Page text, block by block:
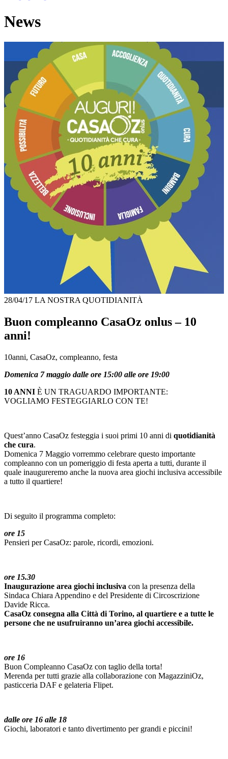
News
28/04/17 LA NOSTRA QUOTIDIANITÀ
Buon compleanno CasaOz onlus – 10
anni!
10anni, CasaOz, compleanno, festa
Domenica 7 maggio dalle ore 15:00 alle ore 19:00
10 ANNI È UN TRAGUARDO IMPORTANTE:
VOGLIAMO FESTEGGIARLO CON TE!
Quest’anno CasaOz festeggia i suoi primi 10 anni di quotidianità
che cura.
Domenica 7 Maggio vorremmo celebrare questo importante
compleanno con un pomeriggio di festa aperta a tutti, durante il
quale inaugureremo anche la nuova area giochi inclusiva accessibile
a tutto il quartiere!
Di seguito il programma completo:
ore 15
Pensieri per CasaOz: parole, ricordi, emozioni.
ore 15.30
Inaugurazione area giochi inclusiva con la presenza della
Sindaca Chiara Appendino e del Presidente di Circoscrizione
Davide Ricca.
CasaOz consegna alla Città di Torino, al quartiere e a tutte le
persone che ne usufruiranno un’area giochi accessibile.
ore 16
Buon Compleanno CasaOz con taglio della torta!
Merenda per tutti grazie alla collaborazione con MagazziniOz,
pasticceria DAF e gelateria Flipet.
dalle ore 16 alle 18
Giochi, laboratori e tanto divertimento per grandi e piccini!